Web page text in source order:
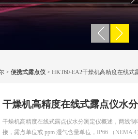
> 便携式露点仪 > HKT60-EA2干燥机高精度在线式
干燥机高精度在线式露点仪水
干燥机高精度在线式露点仪水分测定仪概述，两线制
接，露点单位或 ppm 湿气含量单位，IP66 （NEMA